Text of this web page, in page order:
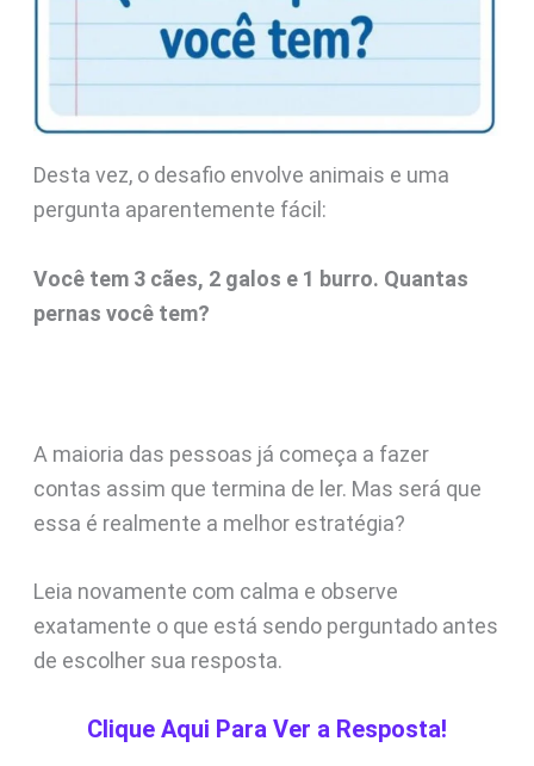
Desta vez, o desafio envolve animais e uma
pergunta aparentemente fácil:
Você tem 3 cães, 2 galos e 1 burro. Quantas
pernas você tem?
A maioria das pessoas já começa a fazer
contas assim que termina de ler. Mas será que
essa é realmente a melhor estratégia?
Leia novamente com calma e observe
exatamente o que está sendo perguntado antes
de escolher sua resposta.
Clique Aqui Para Ver a Resposta!